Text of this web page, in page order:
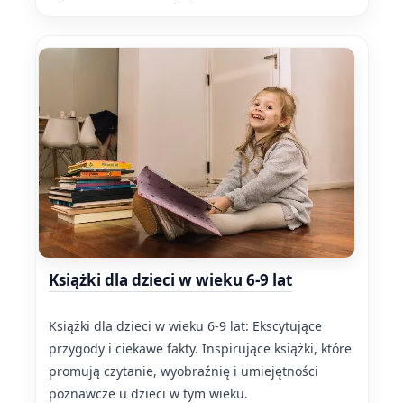
Książki dla dzieci w wieku 6-9 lat
Książki dla dzieci w wieku 6-9 lat: Ekscytujące
przygody i ciekawe fakty. Inspirujące książki, które
promują czytanie, wyobraźnię i umiejętności
poznawcze u dzieci w tym wieku.